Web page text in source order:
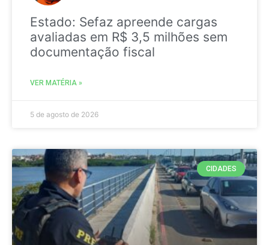
Estado: Sefaz apreende cargas
avaliadas em R$ 3,5 milhões sem
documentação fiscal
VER MATÉRIA »
5 de agosto de 2026
CIDADES